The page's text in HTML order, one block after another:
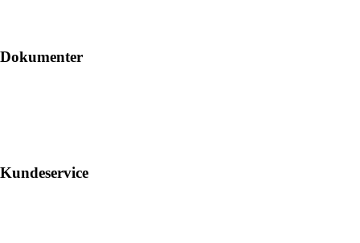
Dokumenter
Kundeservice